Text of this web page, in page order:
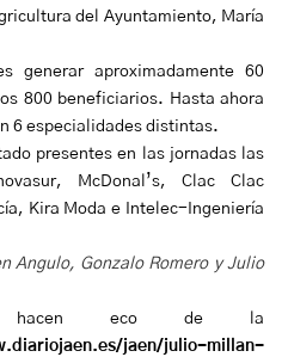
del Ayuntamiento, María
generar aproximadamente 60
800 beneficiarios. Hasta ahora
6 especialidades distintas.
presentes en las jornadas las
McDonal’s, Clac Clac
Kira Moda e Intelec-Ingeniería
Angulo, Gonzalo Romero y Julio
hacen eco de la
jaen/julio-millan-